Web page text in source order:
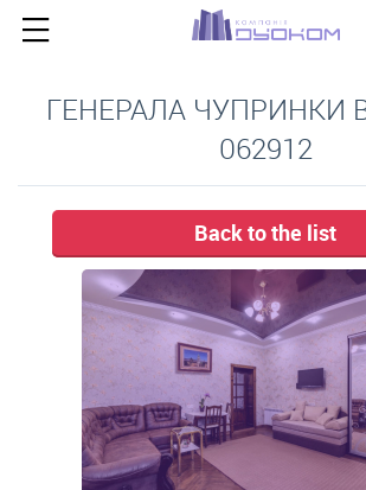
ГЕНЕРАЛА ЧУПРИНКИ
062912
Back to the list